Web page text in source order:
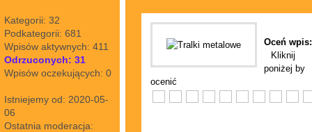
Kategorii: 32
Podkategorii: 681
Wpisów aktywnych: 411
Odrzuconych: 31
Wpisów oczekujących: 0
Istniejemy od: 2020-05-
06
Ostatnia moderacja:
Oceń wpis:
Kliknij
poniżej by
ocenić